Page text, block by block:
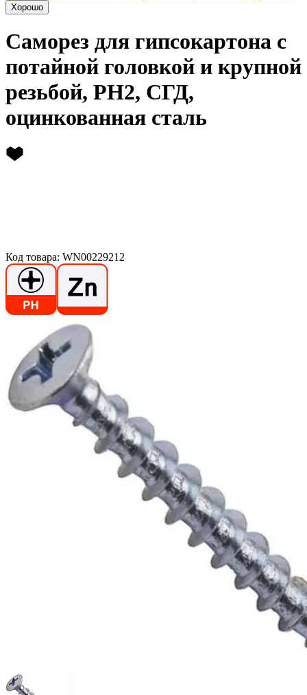
Хорошо
Саморез для гипсокартона с
потайной головкой и крупной
резьбой, PH2, СГД,
оцинкованная сталь
Код товара: WN00229212